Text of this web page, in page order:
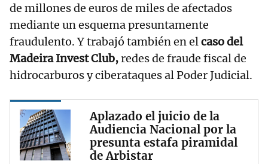
de millones de euros de miles de afectados
mediante un esquema presuntamente
fraudulento. Y trabajó también en elcaso del
Madeira Invest Club,redes de fraude fiscal de
hidrocarburos y ciberataques al Poder Judicial.
Aplazado el juicio de la
Audiencia Nacional por la
presunta estafa piramidal
de Arbistar